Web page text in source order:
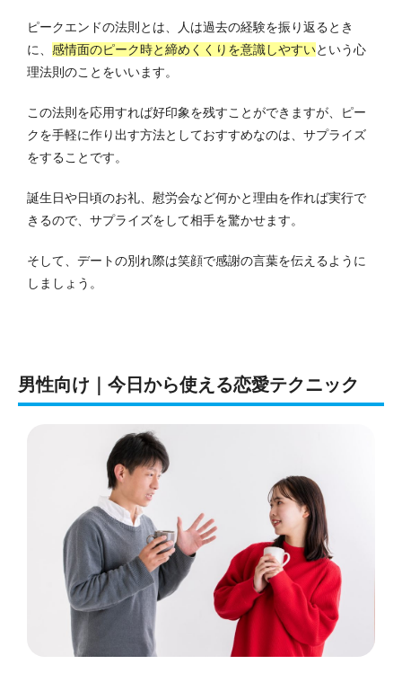
ピークエンドの法則とは、人は過去の経験を振り返るとき
に、 感情面のピーク時と締めくくりを意識しやすいという心
理法則のことをいいます。
この法則を応用すれば好印象を残すことができますが、ピー
クを手軽に作り出す方法としておすすめなのは、サプライズ
をすることです。
誕生日や日頃のお礼、慰労会など何かと理由を作れば実行で
きるので、サプライズをして相手を驚かせます。
そして、デートの別れ際は笑顔で感謝の言葉を伝えるように
しましょう。
男性向け｜今日から使える恋愛テクニック